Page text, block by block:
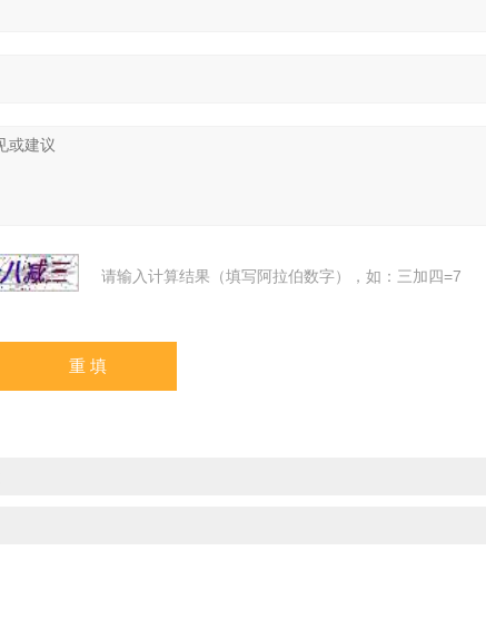
请输入计算结果（填写阿拉伯数字），如：三加四=7